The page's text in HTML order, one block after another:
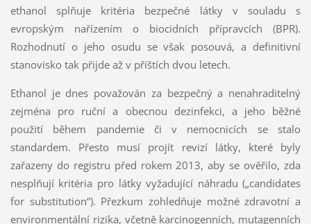
ethanol splňuje kritéria bezpečné látky v souladu s
evropským nařízením o biocidních přípravcích (BPR).
Rozhodnutí o jeho osudu se však posouvá, a definitivní
stanovisko tak přijde až v příštích dvou letech.
Ethanol je dnes považován za bezpečný a nenahraditelný
zejména pro ruční a obecnou dezinfekci, a jeho běžné
použití během pandemie či v nemocnicích se stalo
standardem. Přesto musí projít revizí látky, které byly
zařazeny do registru před rokem 2013, aby se ověřilo, zda
nesplňují kritéria pro látky vyžadující náhradu („candidates
for substitution“). Přezkum zohledňuje možné zdravotní a
environmentální rizika, včetně karcinogenních, mutagenních